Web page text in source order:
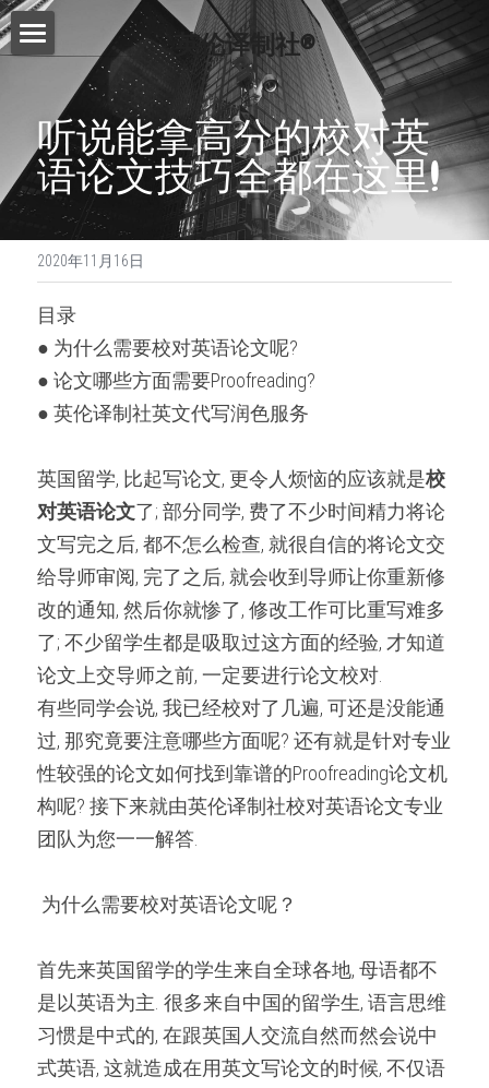
英伦译制社®
首页
服务介绍
Essay代写
Dissertation代写
Proofreading
演讲文稿代写
留学申请资料
工作简历制作
代码&分析工具
出版与商业写作
费用查询
写作指南
写作技巧
常见问题
精英招募
联系我们
微信客服：ESSAYEXPERT-
SERVICE
听说能拿高分的校对英
语论文技巧全都在这里!
2020年11月16日
目录
● 为什么需要校对英语论文呢?
● 论文哪些方面需要Proofreading?
● 英伦译制社英文代写润色服务
英国留学, 比起写论文, 更令人烦恼的应该就是校
对英语论文了; 部分同学, 费了不少时间精力将论
文写完之后, 都不怎么检查, 就很自信的将论文交
给导师审阅, 完了之后, 就会收到导师让你重新修
改的通知, 然后你就惨了, 修改工作可比重写难多
了; 不少留学生都是吸取过这方面的经验, 才知道
论文上交导师之前, 一定要进行论文校对.
有些同学会说, 我已经校对了几遍, 可还是没能通
过, 那究竟要注意哪些方面呢? 还有就是针对专业
性较强的论文如何找到靠谱的Proofreading论文机
构呢? 接下来就由英伦译制社校对英语论文专业
团队为您一一解答.
为什么需要校对英语论文呢？
首先来英国留学的学生来自全球各地, 母语都不
是以英语为主. 很多来自中国的留学生, 语言思维
习惯是中式的, 在跟英国人交流自然而然会说中
式英语, 这就造成在用英文写论文的时候, 不仅语